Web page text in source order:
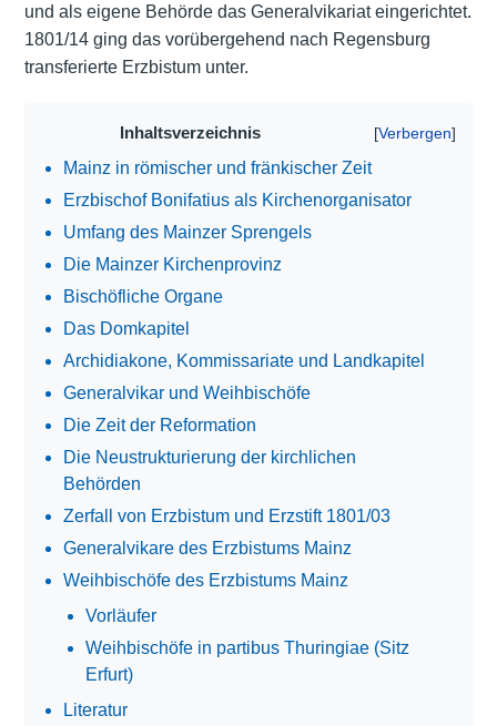
und als eigene Behörde das Generalvikariat eingerichtet.
1801/14 ging das vorübergehend nach Regensburg
transferierte Erzbistum unter.
Inhaltsverzeichnis
Mainz in römischer und fränkischer Zeit
Erzbischof Bonifatius als Kirchenorganisator
Umfang des Mainzer Sprengels
Die Mainzer Kirchenprovinz
Bischöfliche Organe
Das Domkapitel
Archidiakone, Kommissariate und Landkapitel
Generalvikar und Weihbischöfe
Die Zeit der Reformation
Die Neustrukturierung der kirchlichen
Behörden
Zerfall von Erzbistum und Erzstift 1801/03
Generalvikare des Erzbistums Mainz
Weihbischöfe des Erzbistums Mainz
Vorläufer
Weihbischöfe in partibus Thuringiae (Sitz
Erfurt)
Literatur